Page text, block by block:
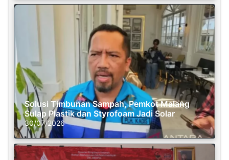
Solusi Timbunan Sampah, Pemkot Malang
Sulap Plastik dan Styrofoam Jadi Solar
30/07/2026